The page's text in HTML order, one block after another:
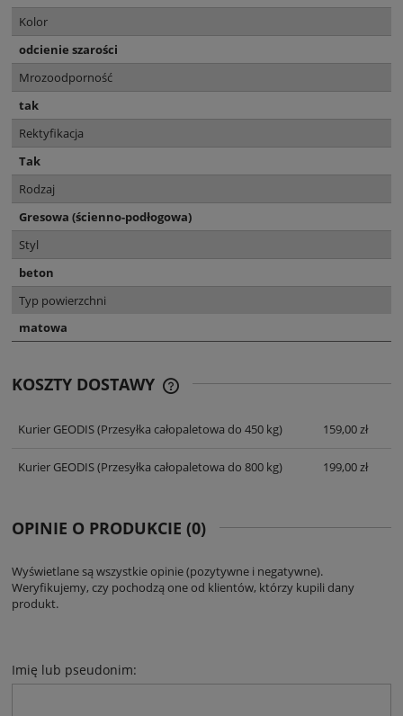
Kolor
odcienie szarości
Mrozoodporność
tak
Rektyfikacja
Tak
Rodzaj
Gresowa (ścienno-podłogowa)
Styl
beton
Typ powierzchni
matowa
KOSZTY DOSTAWY
Kurier GEODIS(Przesyłka całopaletowa do 450 kg) 159,00 zł
Kurier GEODIS(Przesyłka całopaletowa do 800 kg) 199,00 zł
OPINIE O PRODUKCIE (0)
Wyświetlane są wszystkie opinie (pozytywne i negatywne).
Weryfikujemy, czy pochodzą one od klientów, którzy kupili dany
produkt.
Imię lub pseudonim: